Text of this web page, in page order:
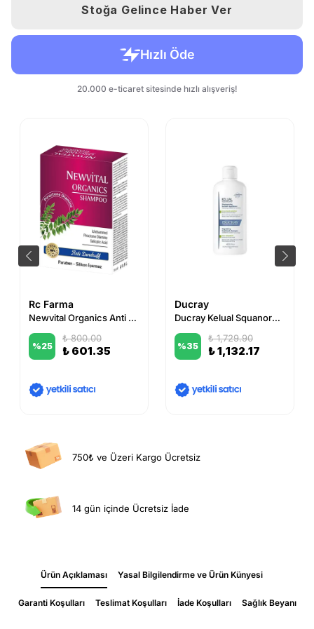
Stoğa Gelince Haber Ver
Rc Farma
Newvital Organics Anti Dandruff Şampuan 300ml
%25
₺ 800.00
₺ 601.35
Ducray
Ducray Kelual Squanorm Normal ve Yağlı Saçlar İçin Kepek Karşıtı Şampuan 400 ml
%35
₺ 1,729.90
₺ 1,132.17
750₺ ve Üzeri Kargo Ücretsiz
14 gün içinde Ücretsiz İade
Ürün Açıklaması Yasal Bilgilendirme ve Ürün Künyesi
Garanti Koşulları Teslimat Koşulları İade Koşulları Sağlık Beyanı